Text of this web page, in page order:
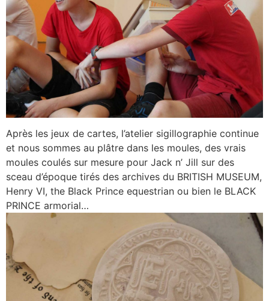
Après les jeux de cartes, l’atelier sigillographie continue
et nous sommes au plâtre dans les moules, des vrais
moules coulés sur mesure pour Jack n’ Jill sur des
sceau d’époque tirés des archives du BRITISH MUSEUM,
Henry VI, the Black Prince equestrian ou bien le BLACK
PRINCE armorial…